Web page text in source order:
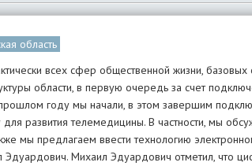
область
всех сфер общественной жизни,
области, в первую очередь за счет
году мы начали, в этом завершим
развития телемедицины. В частности, мы
мы предлагаем ввести технологию
Эдуардович. Михаил Эдуардович отметил, что